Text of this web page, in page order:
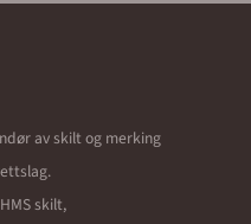
av skilt og merking
skilt,